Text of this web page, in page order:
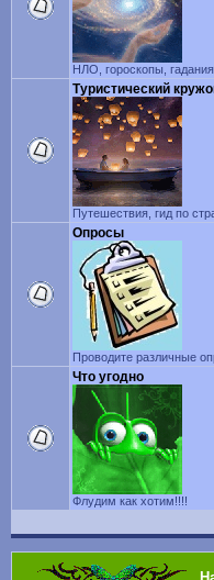
НЛО, гороскопы,
Туристический
Путешествия, гид по
Опросы
Проводите различные
Что угодно
Флудим как хотим!!!!